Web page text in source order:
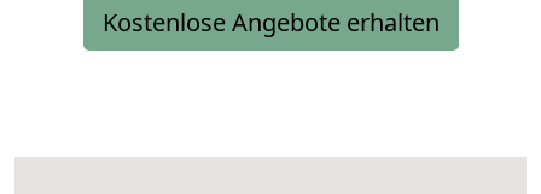
Kostenlose Angebote erhalten